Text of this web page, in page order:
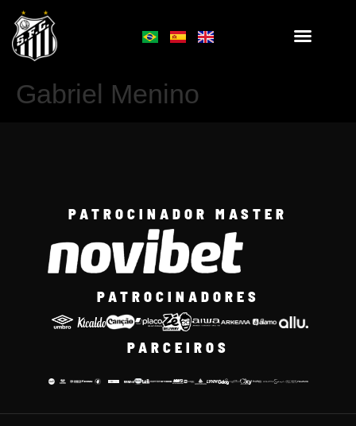
Gabriel Menino
PATROCINADOR MASTER
PATROCINADORES
PARCEIROS